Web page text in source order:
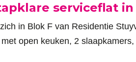
serviceflat
in Blok F van Residentie
open keuken, 2